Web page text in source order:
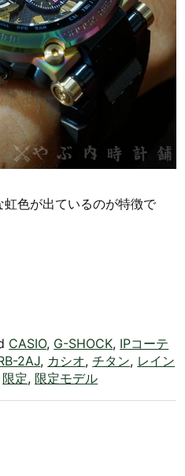
色が出ているのが特徴で
CASIO, G-SHOCK, IPコーテ
2AJ, カシオ,チタン, レイン
限定, 限定モデル